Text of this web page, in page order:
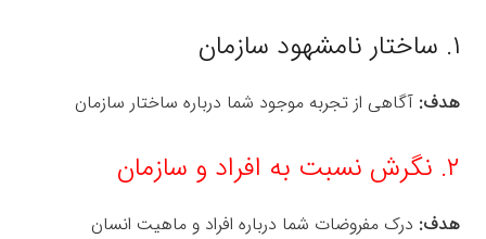
۱. ساختار نامشهود سازمان
هدف: آگاهی از تجربه موجود شما درباره ساختار سازمان
۲. نگرش نسبت به افراد و سازمان
هدف: درک مفروضات شما درباره افراد و ماهیت انسان